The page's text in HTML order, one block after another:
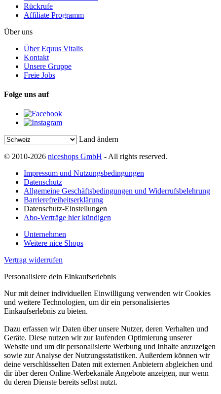
Rückrufe
Affiliate Programm
Über uns
Über Equus Vitalis
Kontakt
Unsere Gruppe
Freie Jobs
Folge uns auf
Land ändern
© 2010-2026 niceshops GmbH - All rights reserved.
Impressum und Nutzungsbedingungen
Datenschutz
Allgemeine Geschäftsbedingungen und Widerrufsbelehrung
Barrierefreiheitserklärung
Datenschutz-Einstellungen
Abo-Verträge hier kündigen
Unternehmen
Weitere nice Shops
Vertrag widerrufen
Personalisiere dein Einkaufserlebnis
Nur mit deiner individuellen Einwilligung verwenden wir Cookies
und weitere Technologien, um dir ein personalisiertes
Einkaufserlebnis zu bieten.
Dazu erfassen wir Daten über unsere Nutzer, deren Verhalten und
Geräte. Diese nutzen wir zur laufenden Optimierung unserer
Website und um dir personalisierte Werbung und Inhalte anzuzeigen
sowie zur Analyse der Nutzungsstatistiken. Außerdem können wir
deine verschlüsselten Daten mit externen Anbietern abgleichen und
dir über deren Online-Werbekanäle Angebote anzeigen, nur wenn
du deren Dienste bereits selbst nutzt.